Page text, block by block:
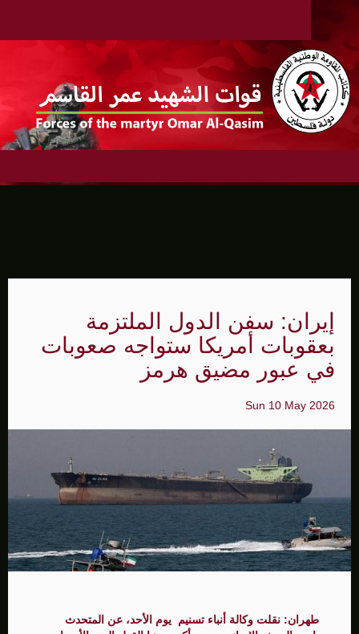
إيران: سفن الدول الملتزمة
بعقوبات أمريكا ستواجه صعوبات
في عبور مضيق هرمز
Sun 10 May 2026
طهران: نقلت وكالة ​أنباء تسنيم يوم الأحد، عن المتحدث